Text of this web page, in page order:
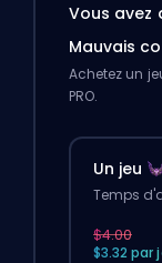
Vous avez
Mauvais
Achetez un
PRO.
Un jeu
Temps
$4.00
$3.32 par